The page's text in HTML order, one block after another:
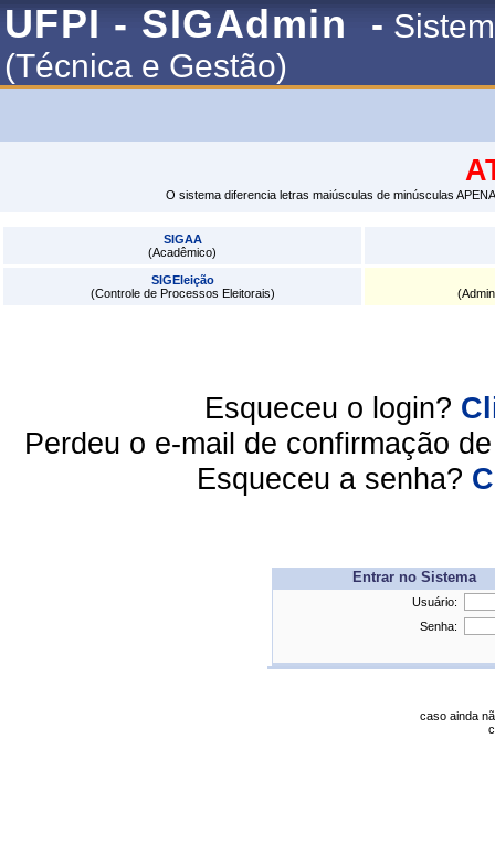
UFPI - SIGAdmin -
(Técnica e Gestão)
O sistema diferencia letras maiúsculas de minúsculas
SIGAA
(Acadêmico)
SIGEleição
(Controle de Processos Eleitorais)
Esqueceu o login?
Perdeu o e-mail de confirmação
Esqueceu a senha?
Entrar no Sistema
Usuário:
Senha:
caso ainda